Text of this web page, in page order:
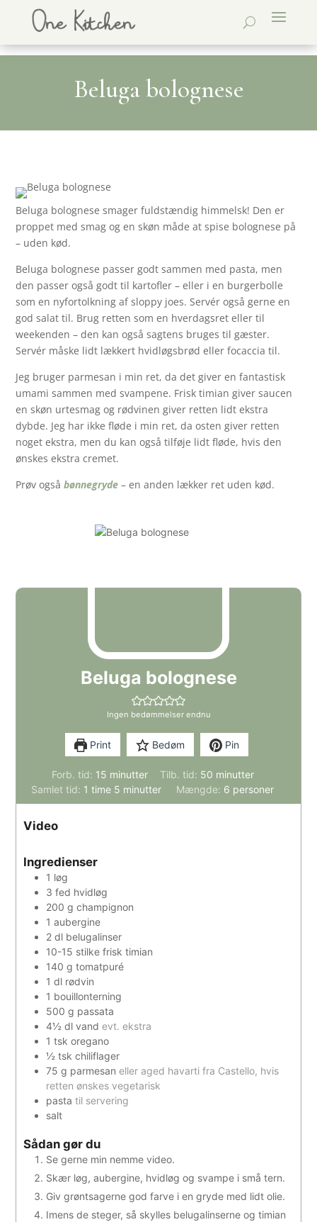
Beluga bolognese
Beluga bolognese smager fuldstændig himmelsk! Den er
proppet med smag og en skøn måde at spise bolognese på
– uden kød.
Beluga bolognese passer godt sammen med pasta, men
den passer også godt til kartofler – eller i en burgerbolle
som en nyfortolkning af sloppy joes. Servér også gerne en
god salat til. Brug retten som en hverdagsret eller til
weekenden – den kan også sagtens bruges til gæster.
Servér måske lidt lækkert hvidløgsbrød eller focaccia til.
Jeg bruger parmesan i min ret, da det giver en fantastisk
umami sammen med svampene. Frisk timian giver saucen
en skøn urtesmag og rødvinen giver retten lidt ekstra
dybde. Jeg har ikke fløde i min ret, da osten giver retten
noget ekstra, men du kan også tilføje lidt fløde, hvis den
ønskes ekstra cremet.
Prøv ogsåbønnegryde– en anden lækker ret uden kød.
Beluga bolognese
Ingen bedømmelser endnu
Print Bedøm Pin
Forb. tid: 15minutter
minutter Tilb. tid: 50minutter
minutter
Samlet tid: 1 time
time 5 minutter
minutter Mængde: 6 personer
Video
Ingredienser
1 løg
3 fed hvidløg
200 g champignon
1 aubergine
2 dl belugalinser
10-15 stilke frisk timian
140 g tomatpuré
1 dl rødvin
1 bouillonterning
500 g passata
4½ dl vand evt. ekstra
1 tsk oregano
½ tsk chiliflager
75 g parmesan eller aged havarti fra Castello, hvis
retten ønskes vegetarisk
pasta til servering
salt
Sådan gør du
Se gerne min nemme video.
Skær løg, aubergine, hvidløg og svampe i små tern.
Giv grøntsagerne god farve i en gryde med lidt olie.
Imens de steger, så skylles belugalinserne og timian